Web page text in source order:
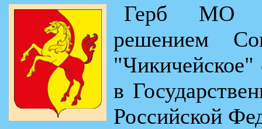
Герб МО
решением
в
Российской